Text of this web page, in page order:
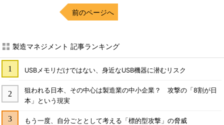
前のページへ
製造マネジメント 記事ランキング
USBメモリだけではない、身近なUSB機器に潜むリスク
狙われる日本、その中心は製造業の中小企業？ 攻撃の「8割が日
本」という現実
もう一度、自分ごととして考える「標的型攻撃」の脅威